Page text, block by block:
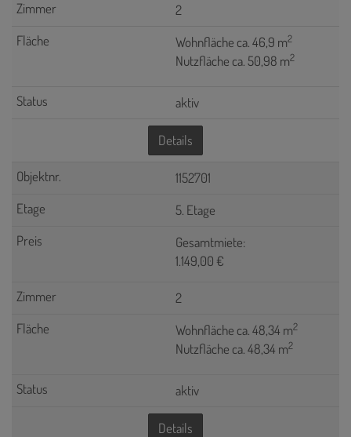
2
Wohnfläche ca. 46,9 m2
Nutzfläche ca. 50,98 m2
aktiv
Details
1152701
5. Etage
Gesamtmiete:
1.149,00 €
2
Wohnfläche ca. 48,34 m2
Nutzfläche ca. 48,34 m2
aktiv
Details